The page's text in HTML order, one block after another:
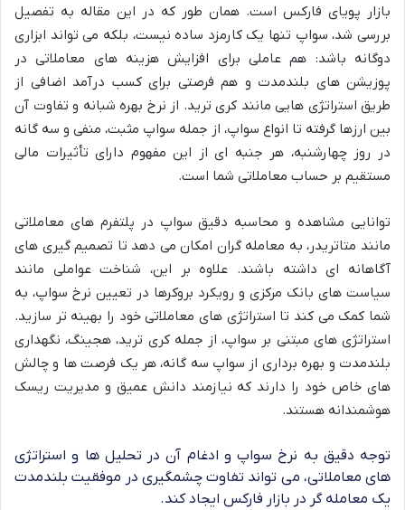
بازار پویای فارکس است. همان طور که در این مقاله به تفصیل
بررسی شد، سواپ تنها یک کارمزد ساده نیست، بلکه می تواند ابزاری
دوگانه باشد: هم عاملی برای افزایش هزینه های معاملاتی در
پوزیشن های بلندمدت و هم فرصتی برای کسب درآمد اضافی از
طریق استراتژی هایی مانند کری ترید. از نرخ بهره شبانه و تفاوت آن
بین ارزها گرفته تا انواع سواپ، از جمله سواپ مثبت، منفی و سه گانه
در روز چهارشنبه، هر جنبه ای از این مفهوم دارای تأثیرات مالی
مستقیم بر حساب معاملاتی شما است.
توانایی مشاهده و محاسبه دقیق سواپ در پلتفرم های معاملاتی
مانند متاتریدر، به معامله گران امکان می دهد تا تصمیم گیری های
آگاهانه ای داشته باشند. علاوه بر این، شناخت عواملی مانند
سیاست های بانک مرکزی و رویکرد بروکرها در تعیین نرخ سواپ، به
شما کمک می کند تا استراتژی های معاملاتی خود را بهینه تر سازید.
استراتژی های مبتنی بر سواپ، از جمله کری ترید، هجینگ، نگهداری
بلندمدت و بهره برداری از سواپ سه گانه، هر یک فرصت ها و چالش
های خاص خود را دارند که نیازمند دانش عمیق و مدیریت ریسک
هوشمندانه هستند.
توجه دقیق به نرخ سواپ و ادغام آن در تحلیل ها و استراتژی
های معاملاتی، می تواند تفاوت چشمگیری در موفقیت بلندمدت
یک معامله گر در بازار فارکس ایجاد کند.